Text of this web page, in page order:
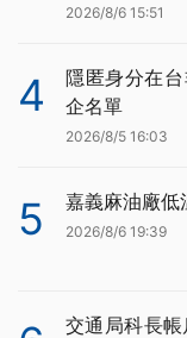
2026/8/6 15:51
4
隱匿身分在
企名單
2026/8/5 16:03
5 嘉義麻油廠低
2026/8/6 19:39
交通局科長